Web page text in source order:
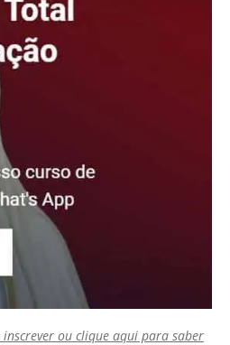
ou clique aqui para saber